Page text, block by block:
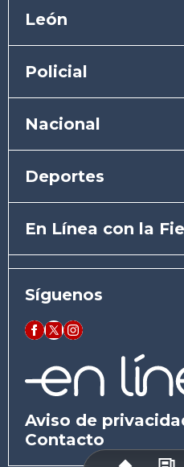
León
Policial
Nacional
Deportes
En Línea con la
Síguenos
Aviso de
Contacto